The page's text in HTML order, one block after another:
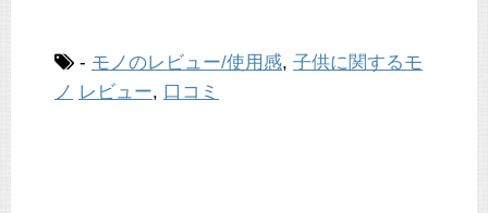
- モノのレビュー/使用感, 子供に関するモ
ノ レビュー, 口コミ